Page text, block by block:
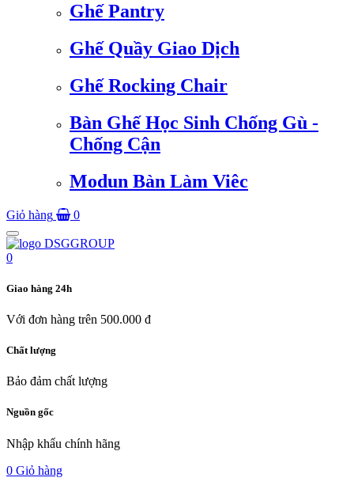
Ghế Pantry
Ghế Quầy Giao Dịch
Ghế Rocking Chair
Bàn Ghế Học Sinh Chống Gù -
Chống Cận
Modun Bàn Làm Viêc
Giỏ hàng 0
Toggle
navigation
0
Giao hàng 24h
Với đơn hàng trên 500.000 đ
Chất lượng
Bảo đảm chất lượng
Nguồn gốc
Nhập khẩu chính hãng
0 Giỏ hàng